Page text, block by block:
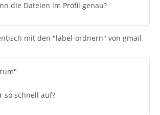
die Dateien im Profil genau?
mit den "label-ordnern" von gmail
so schnell auf?